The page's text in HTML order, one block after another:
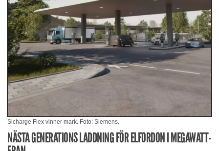
Sicharge Flex vinner mark. Foto: Siemens.
NÄSTA GENERATIONS LADDNING FÖR ELFORDON I MEGAWATT-